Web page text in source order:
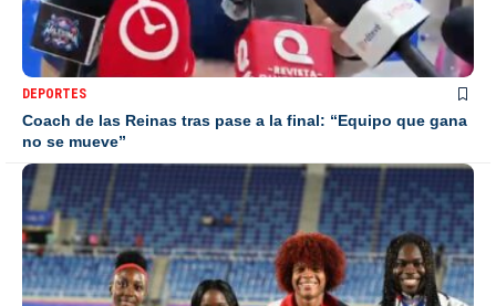
DEPORTES
Coach de las Reinas tras pase a la final: “Equipo que gana
no se mueve”